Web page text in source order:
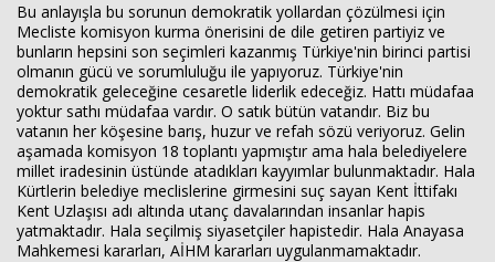
Bu anlayışla bu sorunun demokratik yollardan çözülmesi için
Mecliste komisyon kurma önerisini de dile getiren partiyiz ve
bunların hepsini son seçimleri kazanmış Türkiye'nin birinci partisi
olmanın gücü ve sorumluluğu ile yapıyoruz. Türkiye'nin
demokratik geleceğine cesaretle liderlik edeceğiz. Hattı müdafaa
yoktur sathı müdafaa vardır. O satık bütün vatandır. Biz bu
vatanın her köşesine barış, huzur ve refah sözü veriyoruz. Gelin
aşamada komisyon 18 toplantı yapmıştır ama hala belediyelere
millet iradesinin üstünde atadıkları kayyımlar bulunmaktadır. Hala
Kürtlerin belediye meclislerine girmesini suç sayan Kent İttifakı
Kent Uzlaşısı adı altında utanç davalarından insanlar hapis
yatmaktadır. Hala seçilmiş siyasetçiler hapistedir. Hala Anayasa
Mahkemesi kararları, AİHM kararları uygulanmamaktadır.